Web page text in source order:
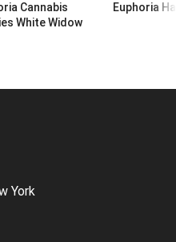
Cannabis
White Widow
Euphoria
York